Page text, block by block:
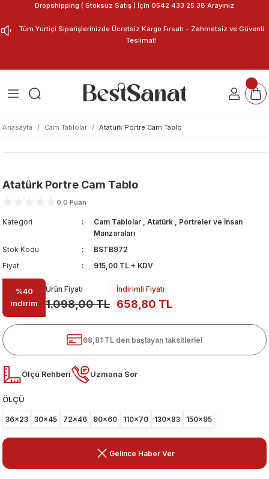
Dropshipping ( Stoksuz Satış ) İçin 0542 433 25 38 Arayınız
Tüm Yurtiçi Siparişlerinizde Ücretsiz Kargo Fırsatı - Zahmetsiz ve Güvenli
Teslimat!
Anasayfa Cam Tablolar Atatürk Portre Cam Tablo
Atatürk Portre Cam Tablo
0.0 Puan
Kategori Cam Tablolar , Atatürk , Portreler ve İnsan
Manzaraları
Stok Kodu
BSTB972
Fiyat
915,00 TL + KDV
%40
indirim
Ürün Fiyatı
1.098,00 TL
İndirimli Fiyatı
658,80 TL
68,81 TL den başlayan taksitlerle!
Ölçü Rehberi Uzmana Sor
ÖLÇÜ
36x23 30x45 72x46 90x60 110x70 130x83 150x95
Gelince Haber Ver